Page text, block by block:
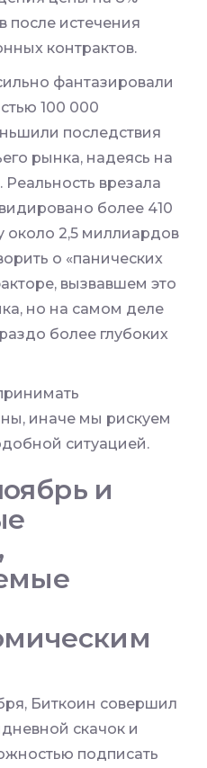
после истечения
контрактов.
фантазировали
100 000
последствия
рынка, надеясь на
врезала
более 410
около 2,5 миллиардов
о «панических
вызвавшем это
но на самом деле
более глубоких
иначе мы рискуем
ситуацией.
и
Биткоин совершил
скачок и
подписать